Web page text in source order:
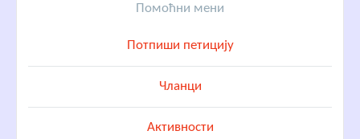
Помоћни мени
Потпиши петицију
Чланци
Активности